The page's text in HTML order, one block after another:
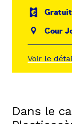
Gratuit
Cour
Voir le
Dans le